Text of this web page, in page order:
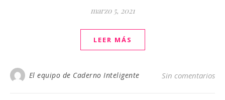
marzo 5, 2021
LEER MÁS
El equipo de Caderno Inteligente Sin comentarios